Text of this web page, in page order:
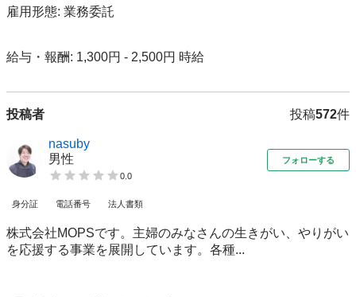
雇用形態: 業務委託
給与・報酬: 1,300円 - 2,500円 時給
投稿者 投稿572件
nasuby
男性
0.0
フォローする
身分証 電話番号 法人書類
株式会社MOPSです。主婦のみなさんの生きがい、やりがい
を応援する事業を展開しています。各種...